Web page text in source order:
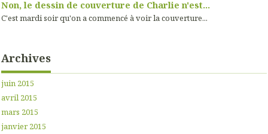
Non, le dessin de couverture de Charlie n'est...
C'est mardi soir qu'on a commencé à voir la couverture...
Archives
juin 2015
avril 2015
mars 2015
janvier 2015